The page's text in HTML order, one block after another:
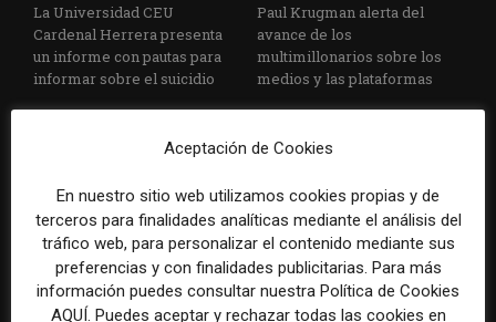
La Universidad CEU
Cardenal Herrera presenta
un informe con pautas para
informar sobre el suicidio
Paul Krugman alerta del
avance de los
multimillonarios sobre los
medios y las plataformas
La Marea cierra 2025 con
superávit, pero su
El Premio Gabo 2026
reconoce cinco historias de
Aceptación de Cookies
En nuestro sitio web utilizamos cookies propias y de
terceros para finalidades analíticas mediante el análisis del
tráfico web, para personalizar el contenido mediante sus
preferencias y con finalidades publicitarias. Para más
información puedes consultar nuestra Política de Cookies
AQUÍ. Puedes aceptar y rechazar todas las cookies en